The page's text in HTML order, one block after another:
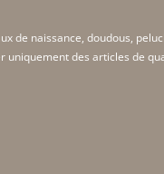
de naissance, doudous,
des articles de